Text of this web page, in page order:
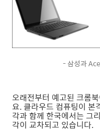
- 삼성과
오래전부터 예고된 크롬
요. 클라우드 컴퓨팅이 본
각과 함께 한국에서는 그
각이 교차되고 있습니다.